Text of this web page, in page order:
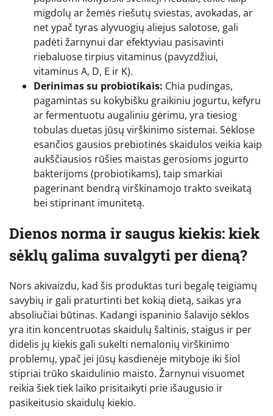
migdolų ar žemės riešutų sviestas, avokadas, ar
net ypač tyras alyvuogių aliejus salotose, gali
padėti žarnynui dar efektyviau pasisavinti
riebaluose tirpius vitaminus (pavyzdžiui,
vitaminus A, D, E ir K).
Derinimas su probiotikais: Chia pudingas,
pagamintas su kokybišku graikiniu jogurtu, kefyru
ar fermentuotu augaliniu gėrimu, yra tiesiog
tobulas duetas jūsų virškinimo sistemai. Sėklose
esančios gausios prebiotinės skaidulos veikia kaip
aukščiausios rūšies maistas gerosioms jogurto
bakterijoms (probiotikams), taip smarkiai
pagerinant bendrą virškinamojo trakto sveikatą
bei stiprinant imunitetą.
Dienos norma ir saugus kiekis: kiek
sėklų galima suvalgyti per dieną?
Nors akivaizdu, kad šis produktas turi begalę teigiamų
savybių ir gali praturtinti bet kokią dietą, saikas yra
absoliučiai būtinas. Kadangi ispaninio šalavijo sėklos
yra itin koncentruotas skaidulų šaltinis, staigus ir per
didelis jų kiekis gali sukelti nemalonių virškinimo
problemų, ypač jei jūsų kasdienėje mityboje iki šiol
stipriai trūko skaidulinio maisto. Žarnynui visuomet
reikia šiek tiek laiko prisitaikyti prie išaugusio ir
pasikeitusio skaidulų kiekio.